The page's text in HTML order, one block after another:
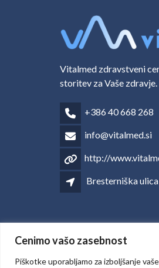
Cenimo vašo zasebnost
Piškotke uporabljamo za izboljšanje
Vitalmed zdravstveni
storitev za Vaše zdravje.
+386 40 668 268
info@vitalmed.si
http://
Bresterniška